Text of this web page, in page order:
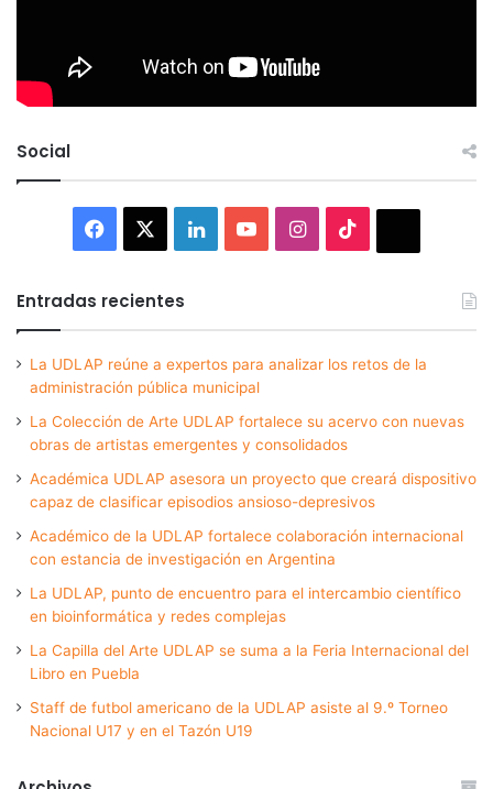
Social
Facebook LinkedInYouTubeInstagram
Entradas recientes
La UDLAP reúne a expertos para analizar los retos de la
administración pública municipal
La Colección de Arte UDLAP fortalece su acervo con nuevas
obras de artistas emergentes y consolidados
Académica UDLAP asesora un proyecto que creará dispositivo
capaz de clasificar episodios ansioso-depresivos
Académico de la UDLAP fortalece colaboración internacional
con estancia de investigación en Argentina
La UDLAP, punto de encuentro para el intercambio científico
en bioinformática y redes complejas
La Capilla del Arte UDLAP se suma a la Feria Internacional del
Libro en Puebla
Staff de futbol americano de la UDLAP asiste al 9.º Torneo
Nacional U17 y en el Tazón U19